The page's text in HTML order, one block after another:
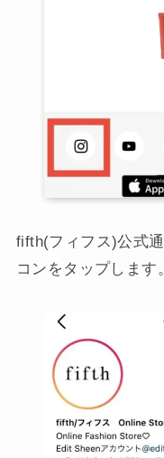
fifth(フィフス)公式
コンをタップします。